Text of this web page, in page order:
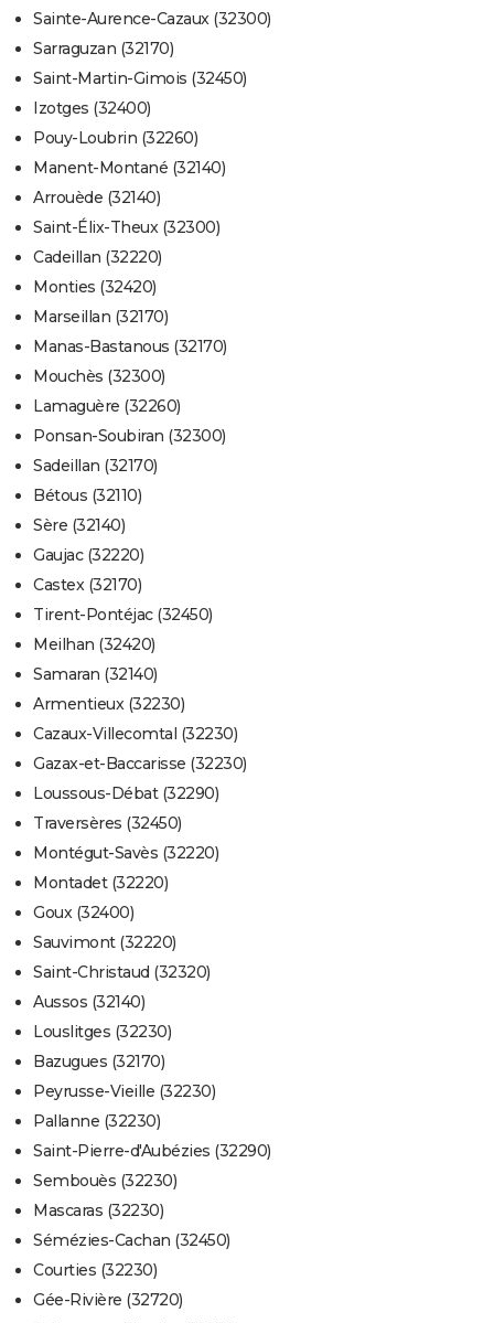
Sainte-Aurence-Cazaux (32300)
Sarraguzan (32170)
Saint-Martin-Gimois (32450)
Izotges (32400)
Pouy-Loubrin (32260)
Manent-Montané (32140)
Arrouède (32140)
Saint-Élix-Theux (32300)
Cadeillan (32220)
Monties (32420)
Marseillan (32170)
Manas-Bastanous (32170)
Mouchès (32300)
Lamaguère (32260)
Ponsan-Soubiran (32300)
Sadeillan (32170)
Bétous (32110)
Sère (32140)
Gaujac (32220)
Castex (32170)
Tirent-Pontéjac (32450)
Meilhan (32420)
Samaran (32140)
Armentieux (32230)
Cazaux-Villecomtal (32230)
Gazax-et-Baccarisse (32230)
Loussous-Débat (32290)
Traversères (32450)
Montégut-Savès (32220)
Montadet (32220)
Goux (32400)
Sauvimont (32220)
Saint-Christaud (32320)
Aussos (32140)
Louslitges (32230)
Bazugues (32170)
Peyrusse-Vieille (32230)
Pallanne (32230)
Saint-Pierre-d'Aubézies (32290)
Sembouès (32230)
Mascaras (32230)
Sémézies-Cachan (32450)
Courties (32230)
Gée-Rivière (32720)